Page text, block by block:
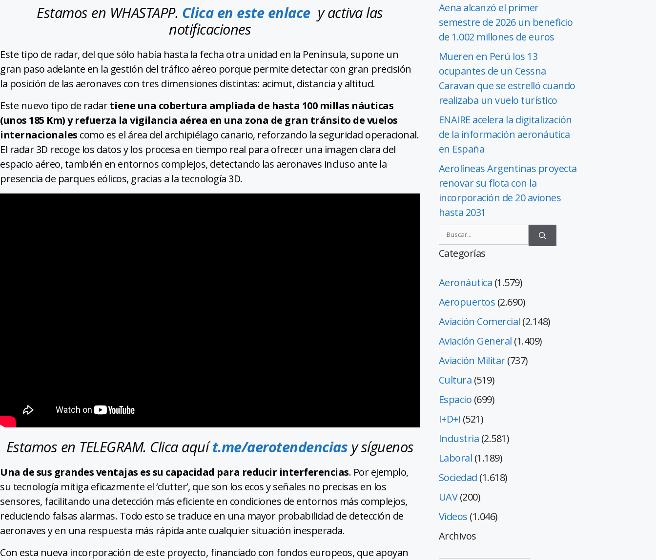
Estamos en WHASTAPP. Clica en este enlacey activa las
notificaciones
Este tipo de radar, del que sólo había hasta la fecha otra unidad en la Península, supone un
gran paso adelante en la gestión del tráfico aéreo porque permite detectar con gran precisión
la posición de las aeronaves con tres dimensiones distintas: acimut, distancia y altitud.
Este nuevo tipo de radartiene una cobertura ampliada de hasta 100 millas náuticas
(unos 185 Km) y refuerza la vigilancia aérea en una zona de gran tránsito de vuelos
internacionales como es el área del archipiélago canario, reforzando la seguridad operacional.
El radar 3D recoge los datos y los procesa en tiempo real para ofrecer una imagen clara del
espacio aéreo, también en entornos complejos, detectando las aeronaves incluso ante la
presencia de parques eólicos, gracias a la tecnología 3D.
Estamos en TELEGRAM. Clica aquít.me/aerotendencias y síguenos
Una de sus grandes ventajas es su capacidad para reducir interferencias. Por ejemplo,
su tecnología mitiga eficazmente el ‘clutter’, que son los ecos y señales no precisas en los
sensores, facilitando una detección más eficiente en condiciones de entornos más complejos,
reduciendo falsas alarmas. Todo esto se traduce en una mayor probabilidad de detección de
aeronaves y en una respuesta más rápida ante cualquier situación inesperada.
Con esta nueva incorporación de este proyecto, financiado con fondos europeos, que apoyan
Aena alcanzó el primer
semestre de 2026 un beneficio
de 1.002 millones de euros
Mueren en Perú los 13
ocupantes de un Cessna
Caravan que se estrelló cuando
realizaba un vuelo turístico
ENAIRE acelera la digitalización
de la información aeronáutica
en España
Aerolíneas Argentinas proyecta
renovar su flota con la
incorporación de 20 aviones
hasta 2031
Categorías
Aeronáutica (1.579)
Aeropuertos (2.690)
Aviación Comercial (2.148)
Aviación General (1.409)
Aviación Militar(737)
Cultura (519)
Espacio (699)
I+D+i (521)
Industria (2.581)
Laboral (1.189)
Sociedad (1.618)
UAV(200)
Vídeos (1.046)
Archivos